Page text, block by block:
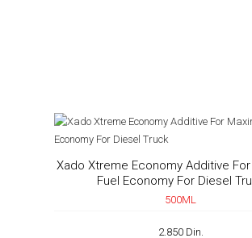
Xado Xtreme Economy Additive
Fuel Economy For Diesel
500ML
2.850 Din.